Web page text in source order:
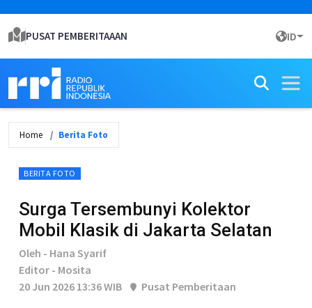
PUSAT PEMBERITAAAN ID
Home Berita Foto
BERITA FOTO
Surga Tersembunyi Kolektor
Mobil Klasik di Jakarta Selatan
Oleh - Hana Syarif
Editor - Mosita
20 Jun 2026 13:36 WIB
Pusat Pemberitaan